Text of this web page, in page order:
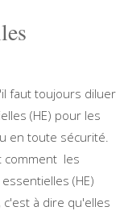
faut toujours diluer
(HE) pour les
en toute sécurité.
comment les
(HE)
à dire qu'elles